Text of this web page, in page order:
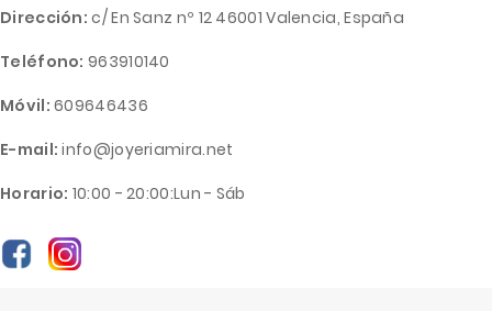
Dirección: c/ En Sanz nº 12 46001 Valencia, España
Teléfono: 963910140
Móvil: 609646436
E-mail: info@joyeriamira.net
Horario: 10:00 - 20:00:Lun - Sáb